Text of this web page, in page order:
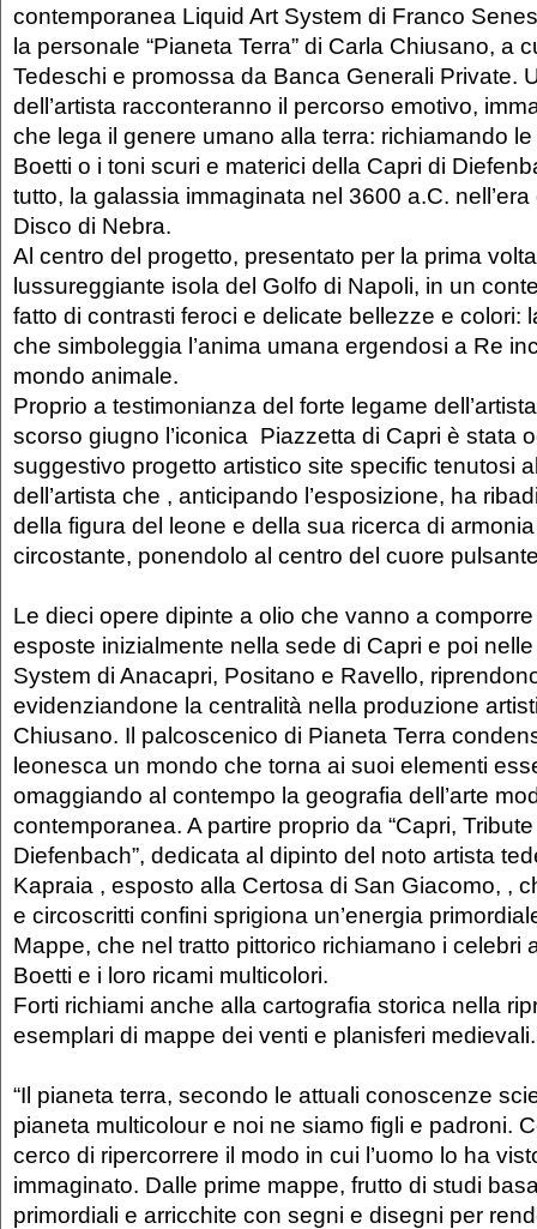
contemporanea Liquid Art System di Franco
la personale “Pianeta Terra” di Carla Chiusano, a
Tedeschi e promossa da Banca Generali Private.
dell’artista racconteranno il percorso emotivo,
che lega il genere umano alla terra: richiamando
Boetti o i toni scuri e materici della Capri di
tutto, la galassia immaginata nel 3600 a.C.
Disco di Nebra.
Al centro del progetto, presentato per la prima
lussureggiante isola del Golfo di Napoli, in un
fatto di contrasti feroci e delicate bellezze e colori:
che simboleggia l’anima umana ergendosi a Re
mondo animale.
Proprio a testimonianza del forte legame
scorso giugno l’iconica Piazzetta di Capri è stata
suggestivo progetto artistico site specific tenutosi
dell’artista che , anticipando l’esposizione, ha
della figura del leone e della sua ricerca di
circostante, ponendolo al centro del cuore
Le dieci opere dipinte a olio che vanno a comporre
esposte inizialmente nella sede di Capri e poi
System di Anacapri, Positano e Ravello,
evidenziandone la centralità nella produzione
Chiusano. Il palcoscenico di Pianeta Terra
leonesca un mondo che torna ai suoi elementi
omaggiando al contempo la geografia dell’arte
contemporanea. A partire proprio da “Capri,
Diefenbach”, dedicata al dipinto del noto artista
Kapraia , esposto alla Certosa di San Giacomo, ,
e circoscritti confini sprigiona un’energia
Mappe, che nel tratto pittorico richiamano i celebri
Boetti e i loro ricami multicolori.
Forti richiami anche alla cartografia storica nella
esemplari di mappe dei venti e planisferi medievali.
“Il pianeta terra, secondo le attuali conoscenze
pianeta multicolour e noi ne siamo figli e padroni.
cerco di ripercorrere il modo in cui l’uomo lo ha
immaginato. Dalle prime mappe, frutto di studi
primordiali e arricchite con segni e disegni per